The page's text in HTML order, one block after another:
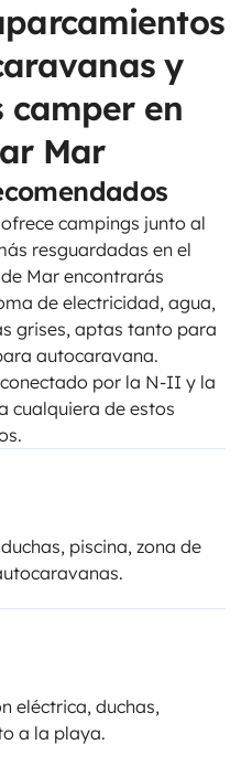
y
en
Mar
campings junto al
resguardadas en el
Mar encontrarás
de electricidad, agua,
grises, aptas tanto para
autocaravana.
por la N-II y la
cualquiera de estos
piscina, zona de
eléctrica, duchas,
a la playa.